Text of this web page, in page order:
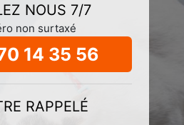
NOUS 7/7
non surtaxé
14 35 56
RAPPELÉ